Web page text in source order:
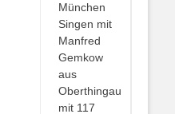
München
Singen mit
Manfred
Gemkow
aus
Oberthingau
mit 117